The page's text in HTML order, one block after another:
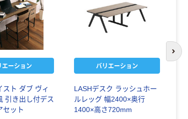
エーション
スト ダブ ヴィ
引き出し付デス
セット
バリエーション
LASHデスク ラッシュホー
ルレッグ 幅2400×奥行
1400×高さ720mm
次